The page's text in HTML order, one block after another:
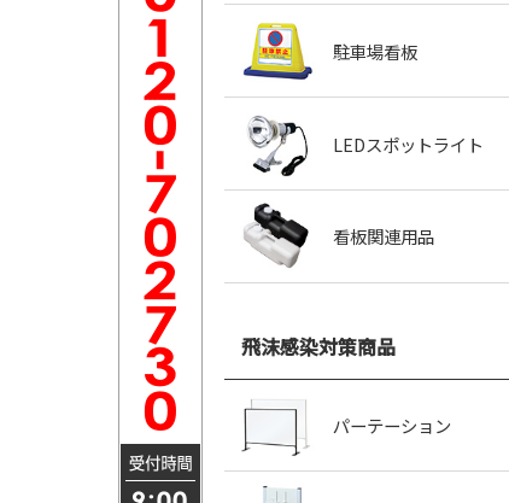
駐車場看板
LEDスポットライト
看板関連用品
飛沫感染対策商品
パーテーション